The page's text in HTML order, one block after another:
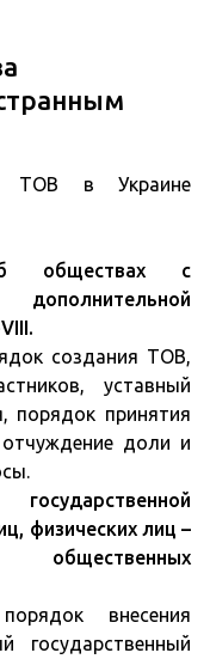
ТОВ в Украине
обществах с
создания ТОВ,
уставный
порядок принятия
доли и
физических лиц –
общественных
внесения